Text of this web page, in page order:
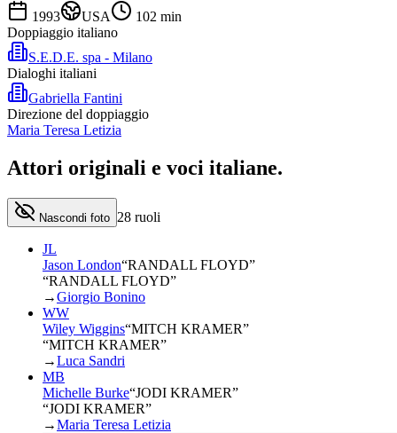
1993
USA 102 min
Doppiaggio italiano
S.E.D.E. spa - Milano
Dialoghi italiani
Gabriella Fantini
Direzione del doppiaggio
Maria Teresa Letizia
Attori originali e voci italiane.
Nascondi foto 28 ruoli
JL
Jason London“RANDALL FLOYD”
“RANDALL FLOYD”
→Giorgio Bonino
WW
Wiley Wiggins“MITCH KRAMER”
“MITCH KRAMER”
→Luca Sandri
MB
Michelle Burke“JODI KRAMER”
“JODI KRAMER”
→Maria Teresa Letizia